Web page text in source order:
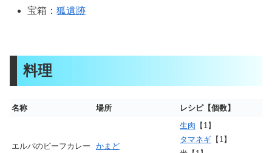
宝箱：狐遺跡
料理
名称 場所 レシピ【個数】
エルバのビーフカレー かまど
生肉 【1】
タマネギ 【1】